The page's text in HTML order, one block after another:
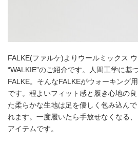
FALKE(ファルケ)よりウールミックス
“WALKIE”のご紹介です。人間工学に基
FALKE。そんなFALKEがウォーキング
です。程よいフィット感と履き心地の
た柔らかな生地は足を優しく包み込ん
れます。一度履いたら手放せなくなる
アイテムです。